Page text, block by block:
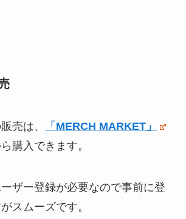
売は、
「MERCH MARKET」
購入できます。
ザー登録が必要なので事前に登
スムーズです。